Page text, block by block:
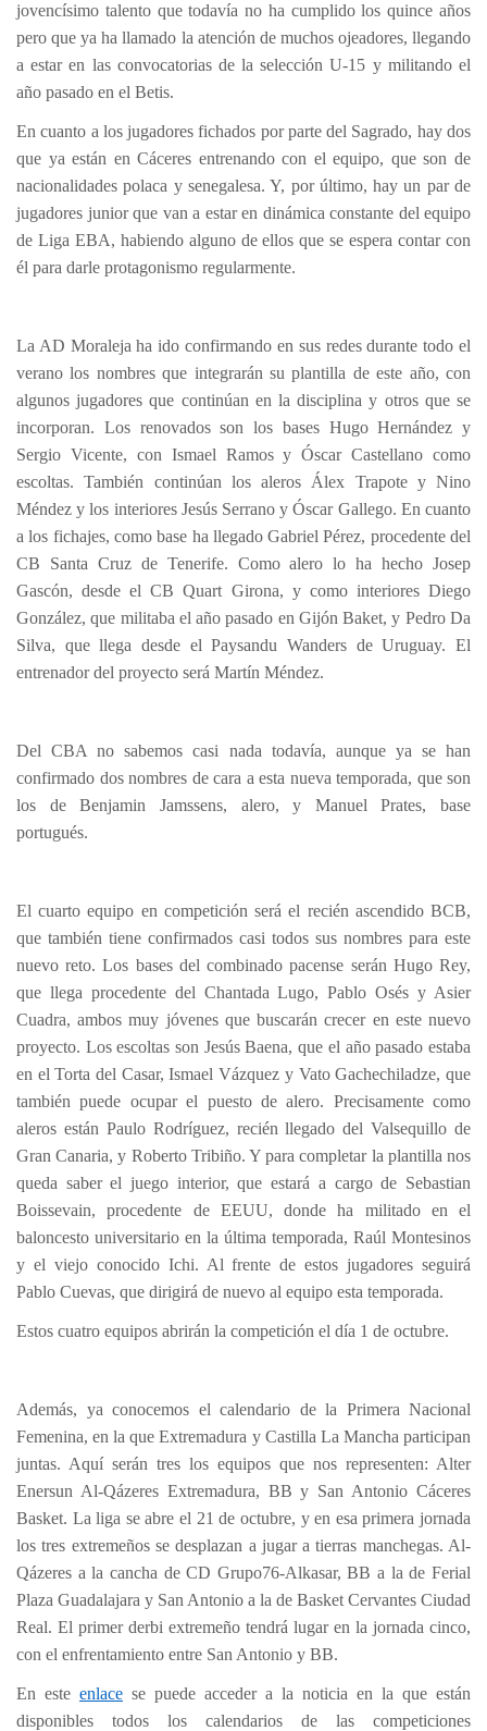
jovencísimo talento que todavía no ha cumplido los quince años
pero que ya ha llamado la atención de muchos ojeadores, llegando
a estar en las convocatorias de la selección U-15 y militando el
año pasado en el Betis.
En cuanto a los jugadores fichados por parte del Sagrado, hay dos
que ya están en Cáceres entrenando con el equipo, que son de
nacionalidades polaca y senegalesa. Y, por último, hay un par de
jugadores junior que van a estar en dinámica constante del equipo
de Liga EBA, habiendo alguno de ellos que se espera contar con
él para darle protagonismo regularmente.
La AD Moraleja ha ido confirmando en sus redes durante todo el
verano los nombres que integrarán su plantilla de este año, con
algunos jugadores que continúan en la disciplina y otros que se
incorporan. Los renovados son los bases Hugo Hernández y
Sergio Vicente, con Ismael Ramos y Óscar Castellano como
escoltas. También continúan los aleros Álex Trapote y Nino
Méndez y los interiores Jesús Serrano y Óscar Gallego. En cuanto
a los fichajes, como base ha llegado Gabriel Pérez, procedente del
CB Santa Cruz de Tenerife. Como alero lo ha hecho Josep
Gascón, desde el CB Quart Girona, y como interiores Diego
González, que militaba el año pasado en Gijón Baket, y Pedro Da
Silva, que llega desde el Paysandu Wanders de Uruguay. El
entrenador del proyecto será Martín Méndez.
Del CBA no sabemos casi nada todavía, aunque ya se han
confirmado dos nombres de cara a esta nueva temporada, que son
los de Benjamin Jamssens, alero, y Manuel Prates, base
portugués.
El cuarto equipo en competición será el recién ascendido BCB,
que también tiene confirmados casi todos sus nombres para este
nuevo reto. Los bases del combinado pacense serán Hugo Rey,
que llega procedente del Chantada Lugo, Pablo Osés y Asier
Cuadra, ambos muy jóvenes que buscarán crecer en este nuevo
proyecto. Los escoltas son Jesús Baena, que el año pasado estaba
en el Torta del Casar, Ismael Vázquez y Vato Gachechiladze, que
también puede ocupar el puesto de alero. Precisamente como
aleros están Paulo Rodríguez, recién llegado del Valsequillo de
Gran Canaria, y Roberto Tribiño. Y para completar la plantilla nos
queda saber el juego interior, que estará a cargo de Sebastian
Boissevain, procedente de EEUU, donde ha militado en el
baloncesto universitario en la última temporada, Raúl Montesinos
y el viejo conocido Ichi. Al frente de estos jugadores seguirá
Pablo Cuevas, que dirigirá de nuevo al equipo esta temporada.
Estos cuatro equipos abrirán la competición el día 1 de octubre.
Además, ya conocemos el calendario de la Primera Nacional
Femenina, en la que Extremadura y Castilla La Mancha participan
juntas. Aquí serán tres los equipos que nos representen: Alter
Enersun Al-Qázeres Extremadura, BB y San Antonio Cáceres
Basket. La liga se abre el 21 de octubre, y en esa primera jornada
los tres extremeños se desplazan a jugar a tierras manchegas. Al-
Qázeres a la cancha de CD Grupo76-Alkasar, BB a la de Ferial
Plaza Guadalajara y San Antonio a la de Basket Cervantes Ciudad
Real. El primer derbi extremeño tendrá lugar en la jornada cinco,
con el enfrentamiento entre San Antonio y BB.
En este enlace se puede acceder a la noticia en la que están
disponibles todos los calendarios de las competiciones